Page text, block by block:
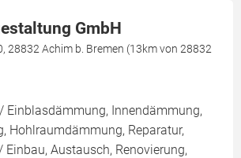
GmbH
28832 Achim b. Bremen (13km von 28832
Einblasdämmung, Innendämmung,
Hohlraumdämmung, Reparatur,
Austausch, Renovierung,